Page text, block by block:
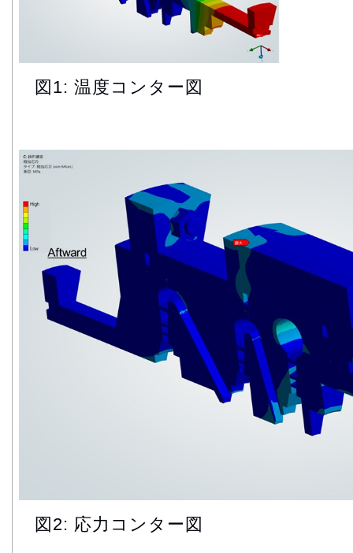
図1: 温度コンター図
図2: 応力コンター図